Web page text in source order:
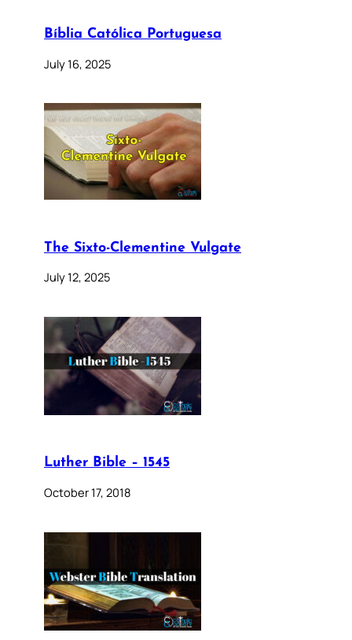
Bíblia Católica Portuguesa
July 16, 2025
The Sixto-Clementine Vulgate
July 12, 2025
Luther Bible – 1545
October 17, 2018